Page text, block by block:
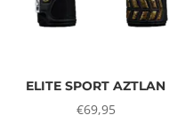
ELITE SPORT AZTLAN
€69,95